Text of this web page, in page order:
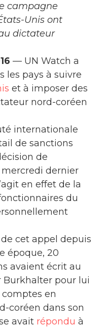
campagne
Unis ont
dictateur
— UN Watch a
les pays à suivre
et à imposer des
nord-coréen
internationale
de sanctions
de
dernier
en effet de la
du
cet appel depuis
époque, 20
avaient écrit au
Burkhalter pour lui
en
coréen dans son
avait répondu à